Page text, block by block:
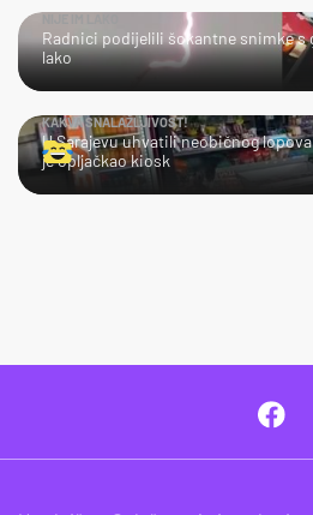
Radnici podijelili šokantne snimke
lako
KAKVA SNALAŽLJIVOST!
U Sarajevu uhvatili neobičnog
je opljačkao kiosk